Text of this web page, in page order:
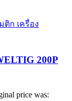
200P
price was: